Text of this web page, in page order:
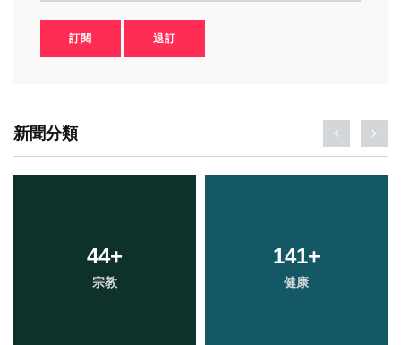
訂閱 退訂
新聞分類
44+
宗教
141+
健康